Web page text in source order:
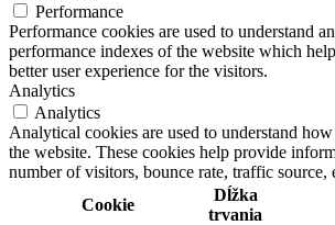
Performance
Performance cookies are used to understand
performance indexes of the website which
better user experience for the visitors.
Analytics
Analytics
Analytical cookies are used to understand
the website. These cookies help provide
number of visitors, bounce rate, traffic source,
Cookie
Dĺžka
trvania